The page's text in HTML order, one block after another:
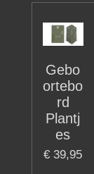
Gebo
ortebo
rd
Plantj
es
€ 39,95